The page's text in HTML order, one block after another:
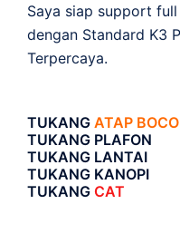
Saya siap support
dengan Standard K3
Terpercaya.
TUKANG ATAP
TUKANG PLAFON
TUKANG LANTAI
TUKANG KANOPI
TUKANG CAT